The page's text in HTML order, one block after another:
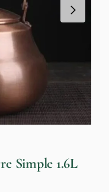
Simple 1.6L